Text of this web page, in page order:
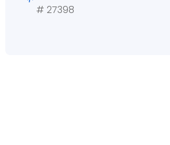
# 27398